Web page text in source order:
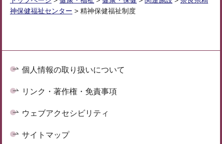
神保健福祉センター > 精神保健福祉制度
個人情報の取り扱いについて
リンク・著作権・免責事項
ウェブアクセシビリティ
サイトマップ